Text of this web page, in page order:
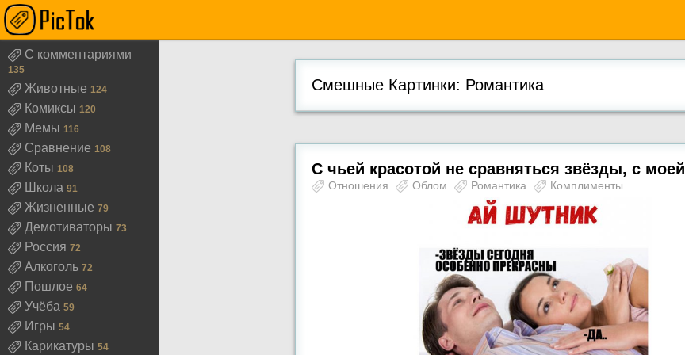
С комментариями
135
Животные 124
Комиксы 120
Мемы 116
Сравнение 108
Коты 108
Школа 91
Жизненные 79
Демотиваторы 73
Россия 72
Алкоголь 72
Пошлое 64
Учёба 59
Игры 54
Карикатуры 54
Смешные Картинки: Романтика
С чьей красотой не сравняться звёзды, с моей
Отношения Облом Романтика Комплименты